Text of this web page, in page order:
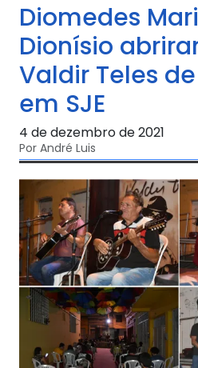
Diomedes
Dionísio
Valdir Teles
em SJE
4 de dezembro de 2021
Por André Luis